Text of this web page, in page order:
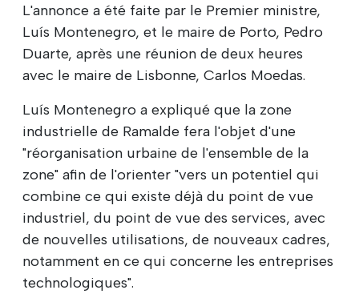
L'annonce a été faite par le Premier ministre,
Luís Montenegro, et le maire de Porto, Pedro
Duarte, après une réunion de deux heures
avec le maire de Lisbonne, Carlos Moedas.
Luís Montenegro a expliqué que la zone
industrielle de Ramalde fera l'objet d'une
"réorganisation urbaine de l'ensemble de la
zone" afin de l'orienter "vers un potentiel qui
combine ce qui existe déjà du point de vue
industriel, du point de vue des services, avec
de nouvelles utilisations, de nouveaux cadres,
notamment en ce qui concerne les entreprises
technologiques".